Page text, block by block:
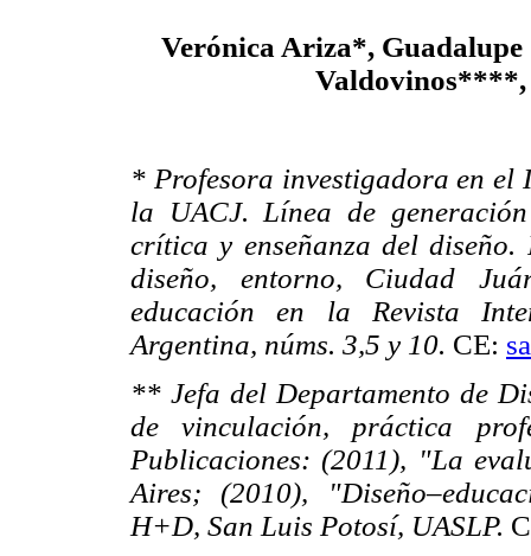
Verónica Ariza*,
* Profesora investigadora en el
la UACJ. Línea de
crítica y enseñanza del
diseño, entorno, Ciudad
educación en la Revista
Argentina, núms. 3,5 y 10. CE:
** Jefa del Departamento de
de vinculación, práctica
Publicaciones: (2011), "La
Aires; (2010),
H+D, San Luis Potosí, UASLP.